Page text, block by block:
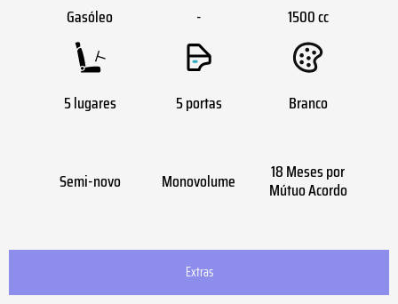
Extras
Gasóleo - 1500 cc
5 lugares 5 portas Branco
Semi-novo Monovolume 18 Meses por
Mútuo Acordo